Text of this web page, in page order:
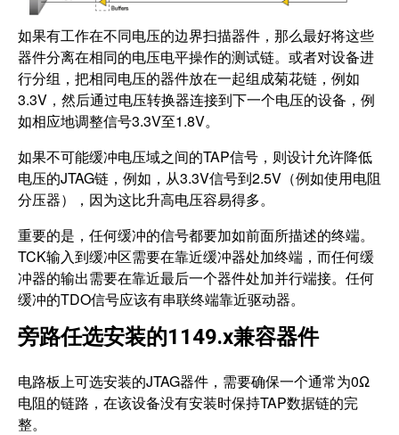
如果有工作在不同电压的边界扫描器件，那么最好将这些
器件分离在相同的电压电平操作的测试链。或者对设备进
行分组，把相同电压的器件放在一起组成菊花链，例如
3.3V，然后通过电压转换器连接到下一个电压的设备，例
如相应地调整信号3.3V至1.8V。
如果不可能缓冲电压域之间的TAP信号，则设计允许降低
电压的JTAG链，例如，从3.3V信号到2.5V（例如使用电阻
分压器），因为这比升高电压容易得多。
重要的是，任何缓冲的信号都要加如前面所描述的终端。
TCK输入到缓冲区需要在靠近缓冲器处加终端，而任何缓
冲器的输出需要在靠近最后一个器件处加并行端接。任何
缓冲的TDO信号应该有串联终端靠近驱动器。
旁路任选安装的1149.x兼容器件
电路板上可选安装的JTAG器件，需要确保一个通常为0Ω
电阻的链路，在该设备没有安装时保持TAP数据链的完
整。